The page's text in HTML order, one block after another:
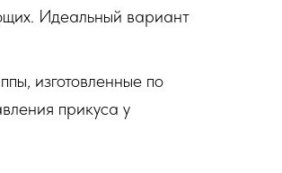
Идеальный вариант
изготовленные по
прикуса у